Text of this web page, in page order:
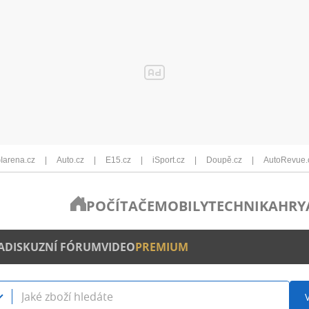
Auto.cz E15.cz iSport.cz Doupě.cz
POČÍTAČEMOBILYTECHNIKAHRY
DISKUZNÍ FÓRUMVIDEOPREMIUM